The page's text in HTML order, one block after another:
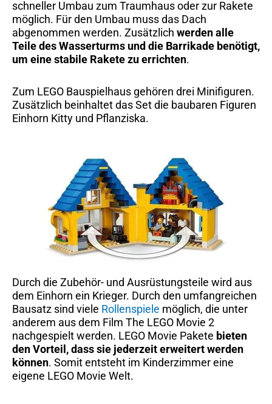
schneller Umbau zum Traumhaus oder zur Rakete
möglich. Für den Umbau muss das Dach
abgenommen werden. Zusätzlich werden alle
Teile des Wasserturms und die Barrikade benötigt,
um eine stabile Rakete zu errichten.
Zum LEGO Bauspielhaus gehören drei Minifiguren.
Zusätzlich beinhaltet das Set die baubaren Figuren
Einhorn Kitty und Pflanziska.
Durch die Zubehör- und Ausrüstungsteile wird aus
dem Einhorn ein Krieger. Durch den umfangreichen
Bausatz sind viele Rollenspiele möglich, die unter
anderem aus dem Film The LEGO Movie 2
nachgespielt werden. LEGO Movie Pakete bieten
den Vorteil, dass sie jederzeit erweitert werden
können. Somit entsteht im Kinderzimmer eine
eigene LEGO Movie Welt.